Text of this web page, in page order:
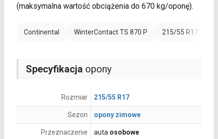
(maksymalna wartość obciążenia do 670 kg/oponę).
Continental WinterContact TS 870 P 215/55 R17
Specyfikacja opony
Rozmiar 215/55 R17
Sezon opony zimowe
Przeznaczenie auta osobowe